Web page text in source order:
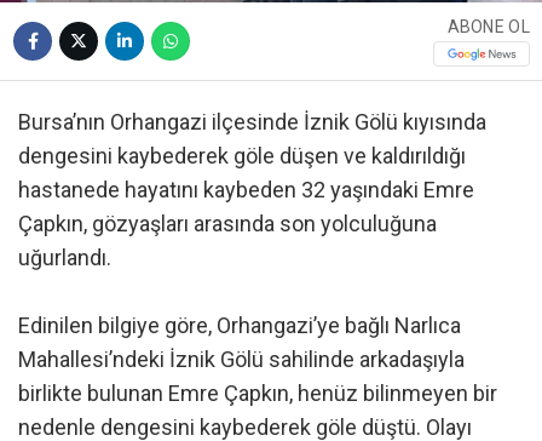
ABONE OL
Bursa’nın Orhangazi ilçesinde İznik Gölü kıyısında
dengesini kaybederek göle düşen ve kaldırıldığı
hastanede hayatını kaybeden 32 yaşındaki Emre
Çapkın, gözyaşları arasında son yolculuğuna
uğurlandı.
Edinilen bilgiye göre, Orhangazi’ye bağlı Narlıca
Mahallesi’ndeki İznik Gölü sahilinde arkadaşıyla
birlikte bulunan Emre Çapkın, henüz bilinmeyen bir
nedenle dengesini kaybederek göle düştü. Olayı